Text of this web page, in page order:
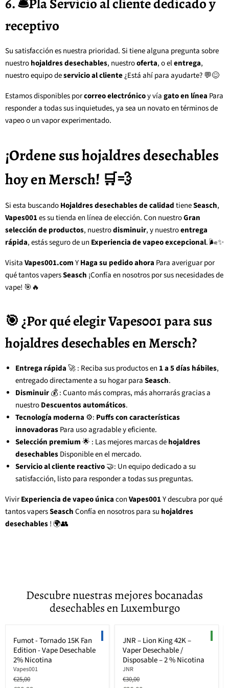
receptivo
Su satisfacción es nuestra prioridad. Si tiene alguna pregunta sobre
nuestrohojaldres desechables, nuestrooferta, o elentrega,
nuestro equipo deservicio al cliente¿Está ahí para ayudarte? 💬😊
Estamos disponibles porcorreo electrónicoy víagato en línea Para
responder a todas sus inquietudes, ya sea un novato en términos de
vapeo o un vapor experimentado.
¡Ordene sus hojaldres desechables
hoy en Mersch! 🛒💨
Si esta buscandoHojaldres desechables de calidadtieneSeasch,
Vapes001es su tienda en línea de elección. Con nuestroGran
selección de productos, nuestrodisminuir, y nuestroentrega
rápida, estás seguro de un Experiencia de vapeo excepcional. 🌬️✨
VisitaVapes001.comYHaga su pedido ahora Para averiguar por
qué tantos vapersSeasch ¡Confía en nosotros por sus necesidades de
vape! 🎯🔥
🎯 ¿Por qué elegir Vapes001 para sus
hojaldres desechables en Mersch?
Entrega rápida 🚀 : Reciba sus productos en 1 a 5 días hábiles,
entregado directamente a su hogar paraSeasch.
Disminuir💰 : Cuanto más compras, más ahorrarás gracias a
nuestroDescuentos automáticos.
Tecnología moderna ⚙️: Puffs con características
innovadorasPara uso agradable y eficiente.
Selección premium🌟 : Las mejores marcas dehojaldres
desechablesDisponible en el mercado.
Servicio al cliente reactivo🤝: Un equipo dedicado a su
satisfacción, listo para responder a todas sus preguntas.
VivirExperiencia de vapeo únicaconVapes001Y descubra por qué
tantos vapersSeaschConfía en nosotros para su hojaldres
desechables! 🌍👥
Descubre nuestras mejores bocanadas
desechables en Luxemburgo
Fumot - Tornado 15K Fan
Edition - Vape Desechable
2% Nicotina
Vapes001
Precio
€25,00
JNR – Lion King 42K –
Vaper Desechable /
Disposable – 2 % Nicotina
JNR
Precio
€30,00